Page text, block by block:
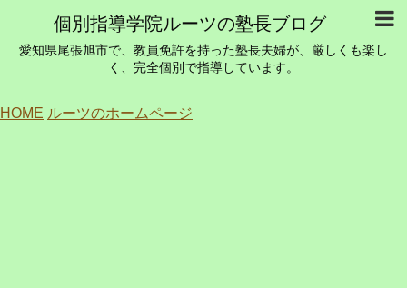
個別指導学院ルーツの塾長ブログ
愛知県尾張旭市で、教員免許を持った塾長夫婦が、厳しくも楽し
く、完全個別で指導しています。
HOME ルーツのホームページ